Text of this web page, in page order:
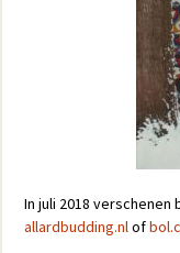
In juli 2018 verschenen
allardbudding.nlof